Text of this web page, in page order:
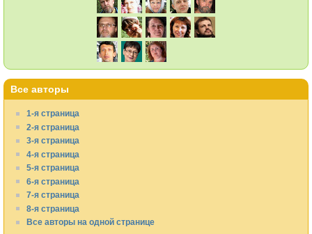
Все авторы
1-я страница
2-я страница
3-я страница
4-я страница
5-я страница
6-я страница
7-я страница
8-я страница
Все авторы на одной странице